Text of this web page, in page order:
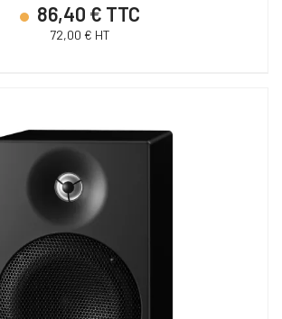
86,40 € TTC
72,00 € HT